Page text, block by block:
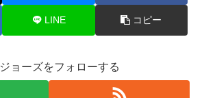
LINE コピー
ョーズをフォローする